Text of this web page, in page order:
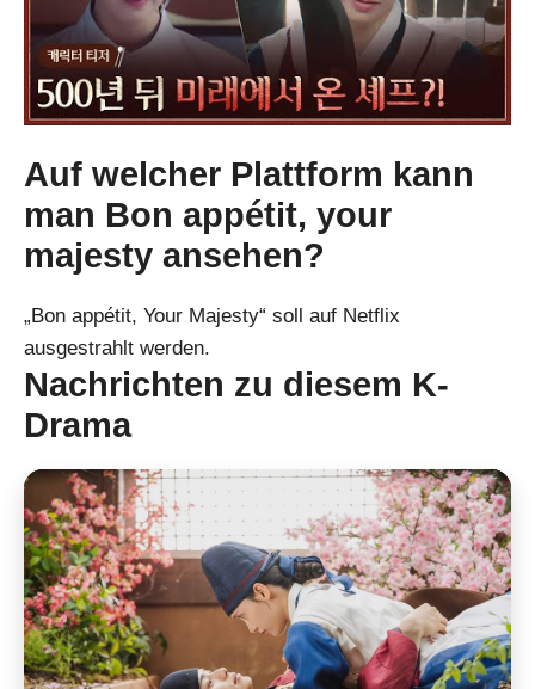
Auf welcher Plattform kann
man Bon appétit, your
majesty ansehen?
„Bon appétit, Your Majesty“ soll auf Netflix
ausgestrahlt werden.
Nachrichten zu diesem K-
Drama